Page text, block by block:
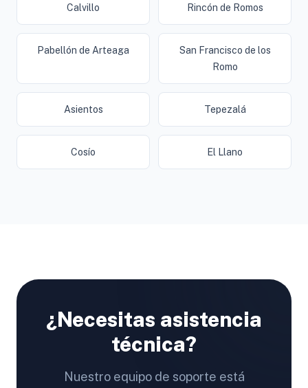
Calvillo Rincón de Romos
Pabellón de Arteaga
San Francisco de los
Romo
Asientos Tepezalá
Cosío El Llano
¿Necesitas asistencia
técnica?
Nuestro equipo de soporte está